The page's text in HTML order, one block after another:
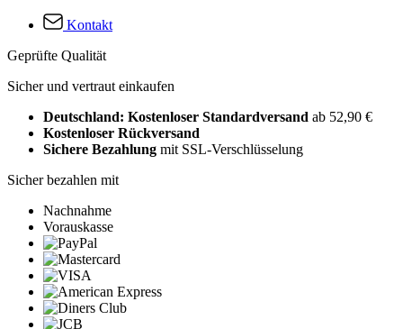
Kontakt
Geprüfte Qualität
Sicher und vertraut einkaufen
Deutschland: Kostenloser Standardversand ab 52,90 €
Kostenloser Rückversand
Sichere Bezahlung mit SSL-Verschlüsselung
Sicher bezahlen mit
Nachnahme
Vorauskasse